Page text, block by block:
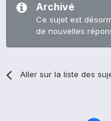
Archivé
Ce sujet est
de nouvelles
Aller sur la liste des